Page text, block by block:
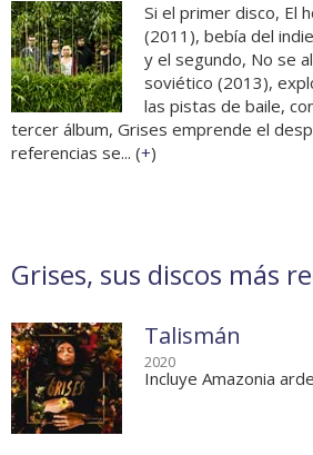
Si el primer disco, El
(2011), bebía del
y el segundo, No se
soviético (2013),
las pistas de baile,
tercer álbum, Grises emprende el
referencias se... (+)
Grises, sus discos más
Talismán
2020
Incluye Amazonia arde